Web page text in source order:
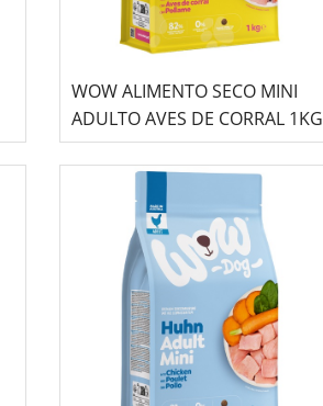
WOW ALIMENTO SECO MINI
ADULTO AVES DE CORRAL 1KG